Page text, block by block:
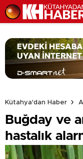
Kütahya'dan Haber
Buğday ve
hastalık